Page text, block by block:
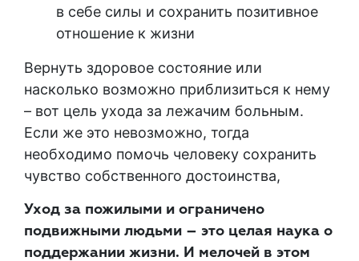
в себе силы и сохранить позитивное
отношение к жизни
Вернуть здоровое состояние или
насколько возможно приблизиться к нему
– вот цель ухода за лежачим больным.
Если же это невозможно, тогда
необходимо помочь человеку сохранить
чувство собственного достоинства,
Уход за пожилыми и ограничено
подвижными людьми – это целая наука о
поддержании жизни. И мелочей в этом